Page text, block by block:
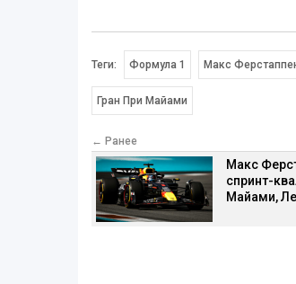
Теги: Формула 1 Макс
Гран При Майами
← Ранее
Макс
спринт-
Майами,